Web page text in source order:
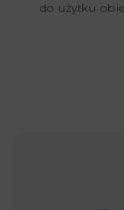
do użytku